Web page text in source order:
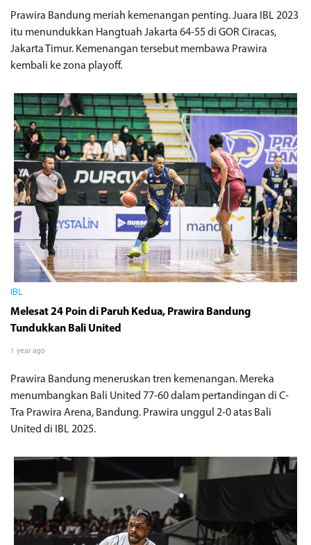
Prawira Bandung meriah kemenangan penting. Juara IBL 2023
itu menundukkan Hangtuah Jakarta 64-55 di GOR Ciracas,
Jakarta Timur. Kemenangan tersebut membawa Prawira
kembali ke zona playoff.
IBL
Melesat 24 Poin di Paruh Kedua, Prawira Bandung
Tundukkan Bali United
1 year ago
Prawira Bandung meneruskan tren kemenangan. Mereka
menumbangkan Bali United 77-60 dalam pertandingan di C-
Tra Prawira Arena, Bandung. Prawira unggul 2-0 atas Bali
United di IBL 2025.